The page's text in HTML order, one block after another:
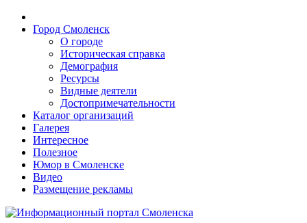
Город Смоленск
О городе
Историческая справка
Демография
Ресурсы
Видные деятели
Достопримечательности
Каталог организаций
Галерея
Интересное
Полезное
Юмор в Смоленске
Видео
Размещение рекламы